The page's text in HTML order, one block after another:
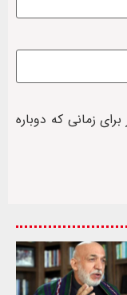
زمانی که دوباره